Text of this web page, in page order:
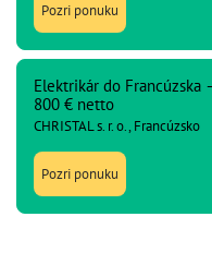
Pozri ponuku
Elektrikár do
800 € netto
CHRISTAL s. r. o., Francúzsko
Pozri ponuku